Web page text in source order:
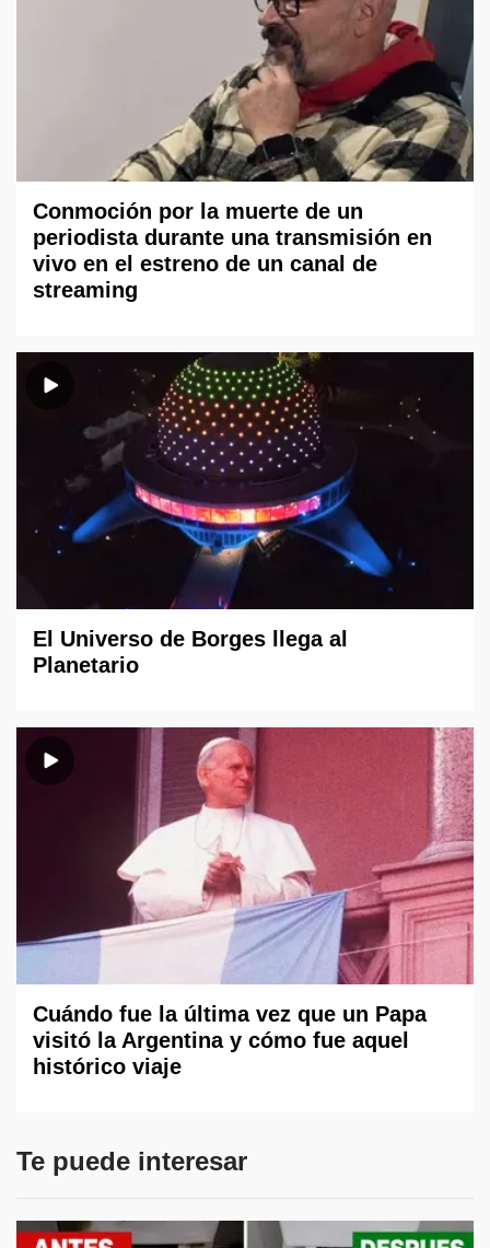
Conmoción por la muerte de un
periodista durante una transmisión en
vivo en el estreno de un canal de
streaming
El Universo de Borges llega al
Planetario
Cuándo fue la última vez que un Papa
visitó la Argentina y cómo fue aquel
histórico viaje
Te puede interesar